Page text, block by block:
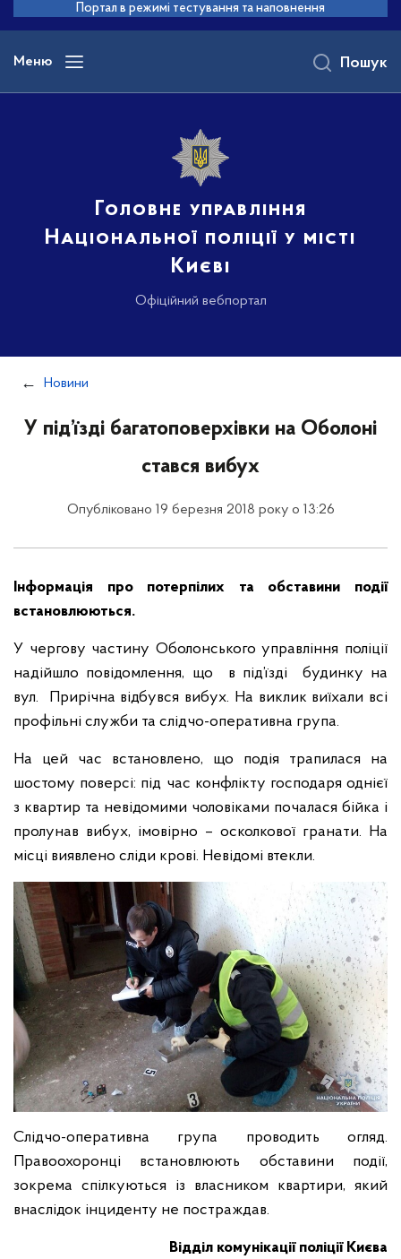
основного
вмісту
Портал в режимі тестування та наповнення
Меню
Головне управління
Національної поліції у місті
Києві
Офіційний вебпортал
Пошук
Новини
У під’їзді багатоповерхівки на Оболоні
стався вибух
Опубліковано 19 березня 2018 року о 13:26
Інформація про потерпілих та обставини події
встановлюються.
У чергову частину Оболонського управління поліції
надійшло повідомлення, що в під’їзді будинку на
вул. Прирічна відбувся вибух. На виклик виїхали всі
профільні служби та слідчо-оперативна група.
На цей час встановлено, що подія трапилася на
шостому поверсі: під час конфлікту господаря однієї
з квартир та невідомими чоловіками почалася бійка і
пролунав вибух, імовірно – осколкової гранати. На
місці виявлено сліди крові. Невідомі втекли.
Слідчо-оперативна група проводить огляд.
Правоохоронці встановлюють обставини події,
зокрема спілкуються із власником квартири, який
внаслідок інциденту не постраждав.
Відділ комунікації поліції Києва